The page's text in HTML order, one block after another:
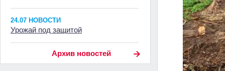
24.07 НОВОСТИ
Урожай под защитой
Архив новостей